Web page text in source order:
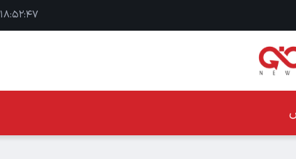
۱۸:۵۲:۴۸ - ۱۵ مرداد ۱۴۰۵